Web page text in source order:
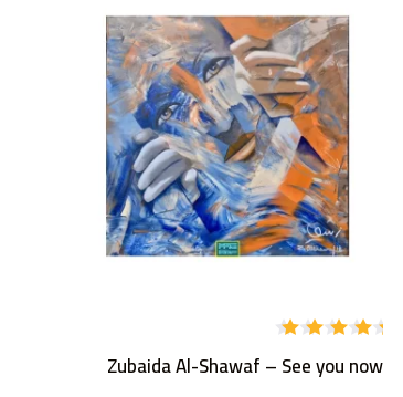
التقييم
5.00من
Zubaida Al-Shawaf – See you now